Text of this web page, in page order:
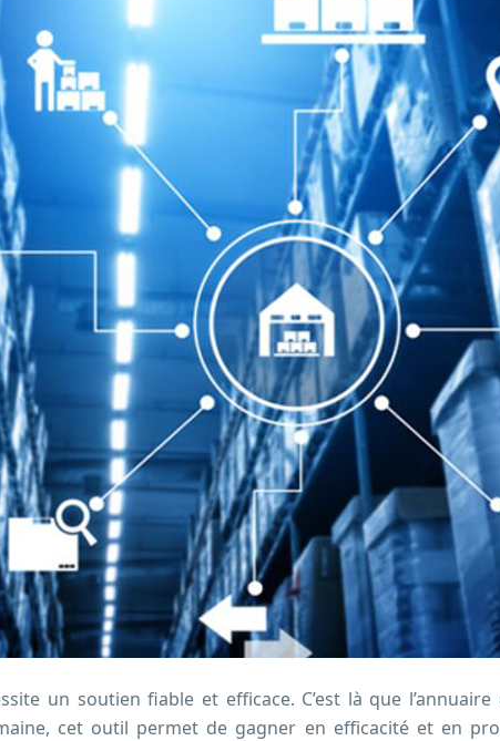
un soutien fiable et efficace. C’est là que
cet outil permet de gagner en efficacité et en